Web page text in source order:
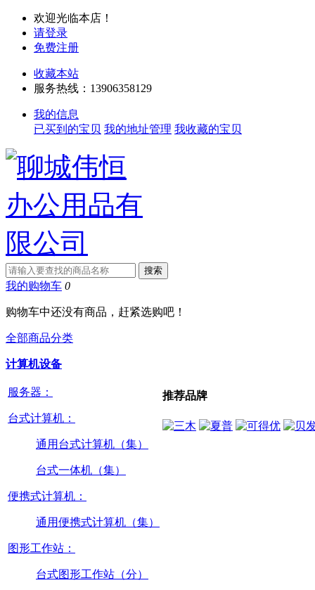
欢迎光临本店！
请登录
免费注册
收藏本站
服务热线：13906358129
我的信息
已买到的宝贝 我的地址管理 我收藏的宝贝
我的购物车 0
购物车中还没有商品，赶紧选购吧！
全部商品分类
计算机设备
服务器：
台式计算机：
通用台式计算机（集）
台式一体机（集）
便携式计算机：
通用便携式计算机（集）
图形工作站：
台式图形工作站（分）
推荐品牌